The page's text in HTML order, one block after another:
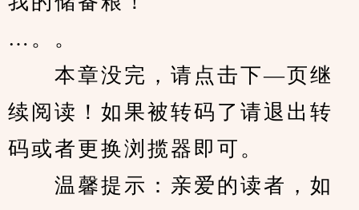
…。。
本章没完，请点击下—页继
续阅读！如果被转码了请退出转
码或者更换浏揽器即可。
温馨提示：亲爱的读者，如